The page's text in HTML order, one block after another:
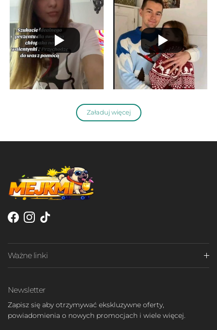
Załaduj więcej
Facebook
Instagram
TikTok
Ważne linki
Newsletter
Zapisz się aby otrzymywać ekskluzywne oferty,
powiadomienia o nowych promocjach i wiele więcej.